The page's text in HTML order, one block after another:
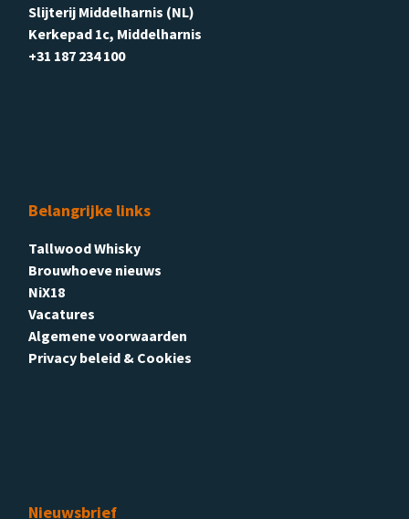
Slijterij Middelharnis (NL)
Kerkepad 1c, Middelharnis
+31 187 234 100
Belangrijke links
Tallwood Whisky
Brouwhoeve nieuws
NiX18
Vacatures
Algemene voorwaarden
Privacy beleid & Cookies
Nieuwsbrief